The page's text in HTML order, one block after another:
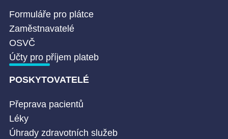
Formuláře pro plátce
Zaměstnavatelé
OSVČ
Účty pro příjem plateb
POSKYTOVATELÉ
Přeprava pacientů
Léky
Úhrady zdravotních služeb